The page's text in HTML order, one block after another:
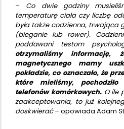
– Co dwie godziny
temperaturę ciała czy liczbę
była także codzienna, trwająca
(bieganie lub rower).
poddawani testom
otrzymaliśmy informację,
magnetycznego mamy
pokładzie, co oznaczało, że
które mieliśmy,
telefonów komórkowych.O ile
zaakceptowania, to już
doskwierać– opowiada Adam